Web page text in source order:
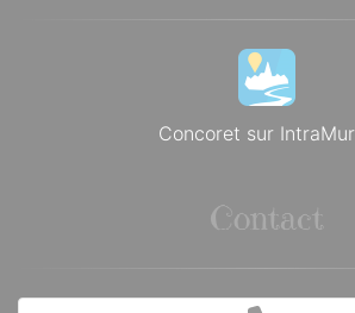
Concoret sur
Contact